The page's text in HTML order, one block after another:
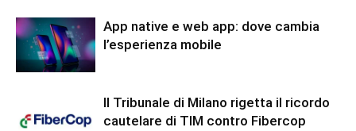
App native e web app: dove cambia
l’esperienza mobile
Il Tribunale di Milano rigetta il ricordo
cautelare di TIM contro Fibercop